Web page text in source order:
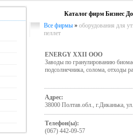
Каталог фирм Бизнес
Все фирмы » оборудования для
пеллет
ENERGY XXII ООО
Заводы по гранулированию
подсолнечника, солома, отходы
Адрес:
38000 Полтав.обл., г.Диканька,
Телефон(ы):
(067) 442-09-57